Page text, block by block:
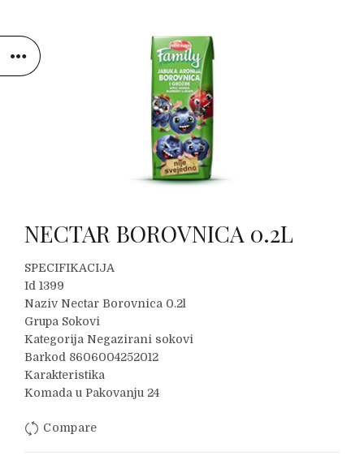
NECTAR BOROVNICA 0.2L
SPECIFIKACIJA
Id 1399
Naziv Nectar Borovnica 0.2l
Grupa Sokovi
Kategorija Negazirani sokovi
Barkod 8606004252012
Karakteristika
Komada u Pakovanju 24
Compare